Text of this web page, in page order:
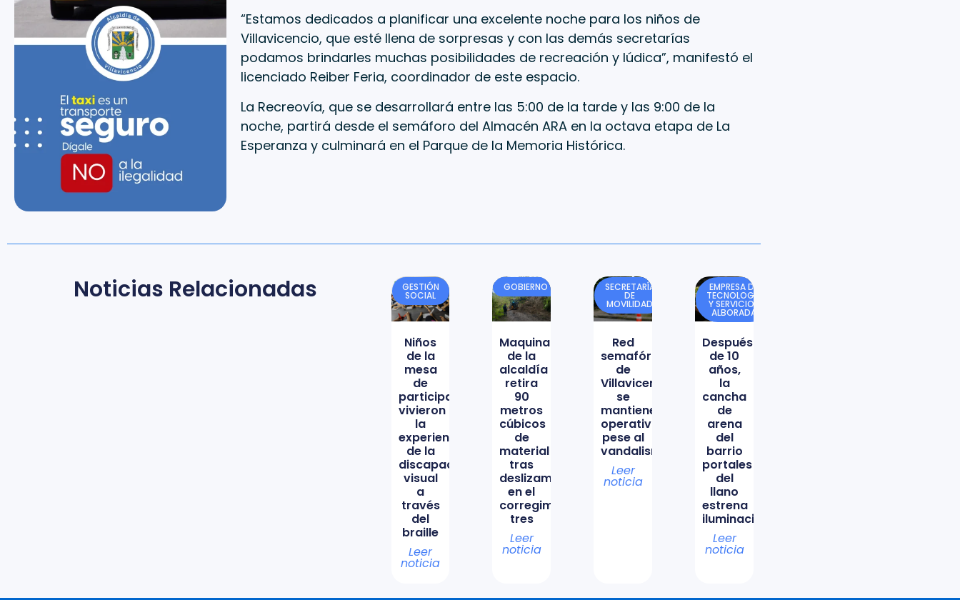
“Estamos dedicados a planificar una excelente noche para los niños de
Villavicencio, que esté llena de sorpresas y con las demás secretarías
podamos brindarles muchas posibilidades de recreación y lúdica”, manifestó el
licenciado Reiber Feria, coordinador de este espacio.
La Recreovía, que se desarrollará entre las 5:00 de la tarde y las 9:00 de la
noche, partirá desde el semáforo del Almacén ARA en la octava etapa de La
Esperanza y culminará en el Parque de la Memoria Histórica.
Noticias Relacionadas GESTIÓN
SOCIAL
Niños
de la
mesa
de
participación
vivieron
la
experiencia
de la
discapacidad
visual
a
través
del
braille
Leer
noticia
GOBIERNO
Maquinaria
de la
alcaldía
retira
90
metros
cúbicos
de
material
tras
deslizamiento
en el
corregimiento
tres
Leer
noticia
SECRETARÍA
DE
MOVILIDAD
Red
semafórica
de
Villavicencio
se
mantiene
operativa
pese al
vandalismo
Leer
noticia
EMPRESA DE
TECNOLOGÍA
Y SERVICIOS
ALBORADA
Después
de 10
años,
la
cancha
de
arena
del
barrio
portales
del
llano
estrena
iluminación
Leer
noticia